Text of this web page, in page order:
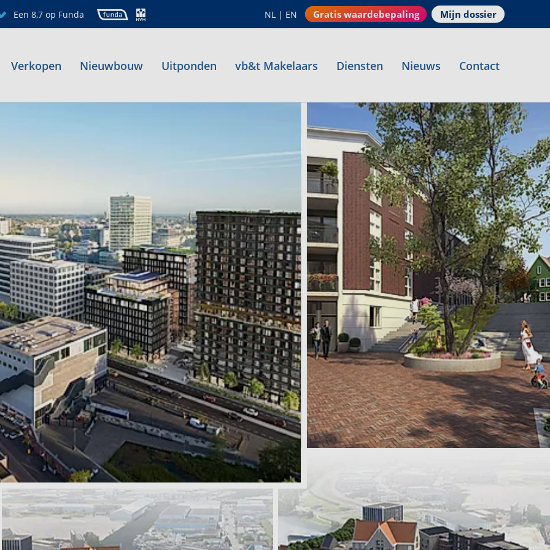
Een 8,7 op Funda NL | EN Gratis waardebepaling Mijn dossier
Verkopen Nieuwbouw Uitponden vb&t Makelaars Diensten Nieuws Contact
Huren in Spectrum, Eindhoven
€ 1.110,- tot € 2.500,-
te huur
te huur